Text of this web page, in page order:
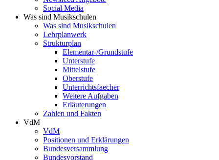
Social Media
Was sind Musikschulen
Was sind Musikschulen
Lehrplanwerk
Strukturplan
Elementar-/Grundstufe
Unterstufe
Mittelstufe
Oberstufe
Unterrichtsfaecher
Weitere Aufgaben
Erläuterungen
Zahlen und Fakten
VdM
VdM
Positionen und Erklärungen
Bundesversammlung
Bundesvorstand